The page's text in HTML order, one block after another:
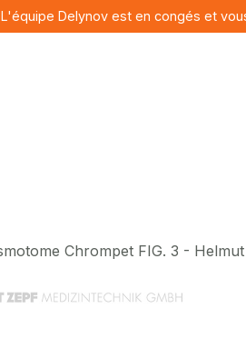
L'équipe Delynov est en congés et
Chrompet FIG. 3 -